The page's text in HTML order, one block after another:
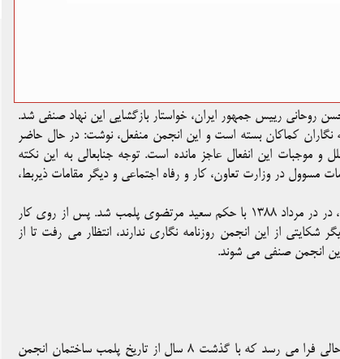
روحانی رییس جمهور ایران، خواستار بازگشایی این نهاد صنفی شد.
نگاران کماکان بسته است و این انجمن منفعل، نوشت: در حال حاضر
موجبات این انفعال عاجز مانده است. توجه جنابعالی به این نکته
در وزارت تعاون، کار و رفاه اجتماعی و دیگر مقامات ذیربط،
انجمن صنفی روزنامه نگاران ایران که در مهر ماه سال ۷۶ تاسیس شده بود، در در مرداد ۱۳۸۸ با حکم سعید مرتضوی پلمب شد. پس از روی کار
از این انجمن روزنامه نگاری ندارند، انتظار می رفت تا از
این انجمن صنفی می شوند.
پنجمین سالروز بزرگداشت خبرنگار در دوران ریاست جمهوری جنابعالی در حالی فرا می رسد که با گذشت ۸ سال از تاریخ پلمب ساختمان انجمن